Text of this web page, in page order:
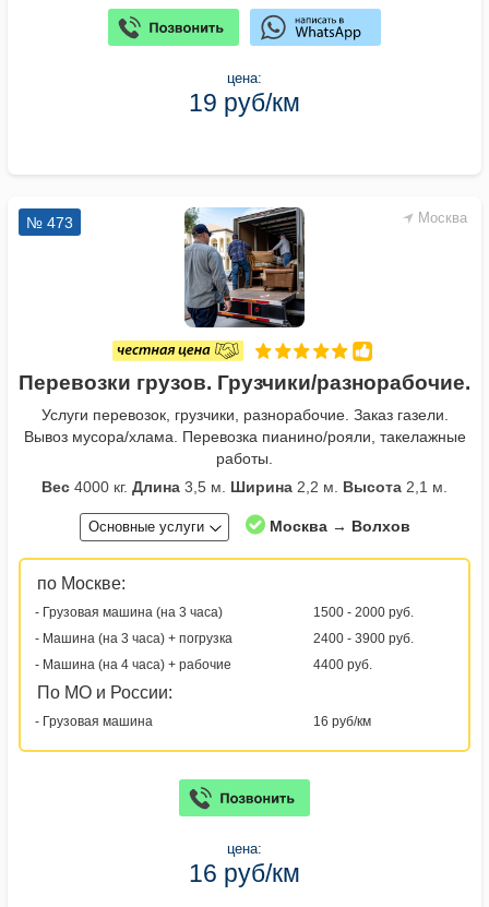
цена:
19 руб/км
Москва
№ 473
Перевозки грузов. Грузчики/разнорабочие.
Услуги перевозок, грузчики, разнорабочие. Заказ газели.
Вывоз мусора/хлама. Перевозка пианино/рояли, такелажные
работы.
Вес 4000 кг. Длина 3,5 м. Ширина 2,2 м. Высота 2,1 м.
Основные услуги Москва → Волхов
по Москве:
- Грузовая машина (на 3 часа)
1500 - 2000 руб.
- Машина (на 3 часа) + погрузка
2400 - 3900 руб.
- Машина (на 4 часа) + рабочие
4400 руб.
По МО и России:
- Грузовая машина 16 руб/км
цена:
16 руб/км